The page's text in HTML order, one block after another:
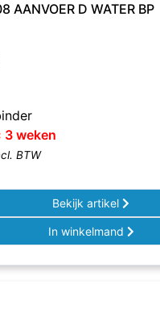
AANVOER D WATER BP
3 weken
BTW
Bekijk artikel
In winkelmand